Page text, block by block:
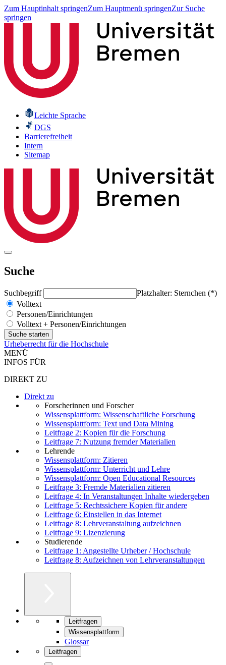
Zum Hauptinhalt springenZum Hauptmenü springenZur Suche
springen
Leichte Sprache
DGS
Barrierefreiheit
Intern
Sitemap
Suche
Suchbegriff
Platzhalter: Sternchen (*)
Volltext
Personen/Einrichtungen
Volltext + Personen/Einrichtungen
Urheberrecht für die Hochschule
MENÜ
INFOS FÜR
DIREKT ZU
Direkt zu
Forscherinnen und Forscher
Wissensplattform: Wissenschaftliche Forschung
Wissensplattform: Text und Data Mining
Leitfrage 2: Kopien für die Forschung
Leitfrage 7: Nutzung fremder Materialien
Lehrende
Wissensplattform: Zitieren
Wissensplattform: Unterricht und Lehre
Wissensplattform: Open Educational Resources
Leitfrage 3: Fremde Materialien zitieren
Leitfrage 4: In Veranstaltungen Inhalte wiedergeben
Leitfrage 5: Rechtssichere Kopien für andere
Leitfrage 6: Einstellen in das Internet
Leitfrage 8: Lehrveranstaltung aufzeichnen
Leitfrage 9: Lizenzierung
Studierende
Leitfrage 1: Angestellte Urheber / Hochschule
Leitfrage 8: Aufzeichnen von Lehrveranstaltungen
Leitfragen
Wissensplattform
Glossar
Leitfragen